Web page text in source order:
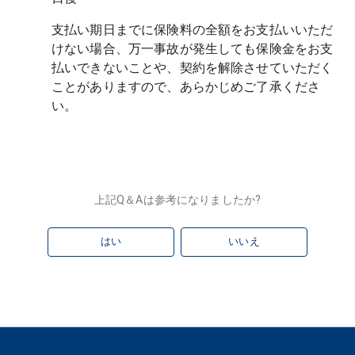
支払い期日までに保険料の全額をお支払いいただ
けない場合、万一事故が発生しても保険金をお支
払いできないことや、契約を解除させていただく
ことがありますので、あらかじめご了承くださ
上記Q＆Aは参考になりましたか?
はい いいえ